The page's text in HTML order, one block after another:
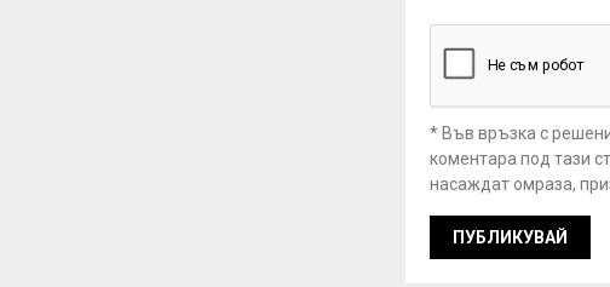
* Във връзка с
коментара под тази
насаждат омраза,